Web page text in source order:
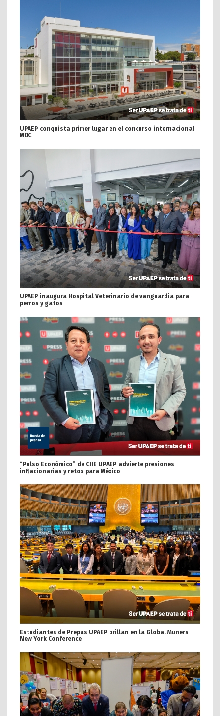
UPAEP conquista primer lugar en el concurso internacional
MOC
UPAEP inaugura Hospital Veterinario de vanguardia para
perros y gatos
“Pulso Económico” de CIIE UPAEP advierte presiones
inflacionarias y retos para México
Estudiantes de Prepas UPAEP brillan en la Global Muners
New York Conference